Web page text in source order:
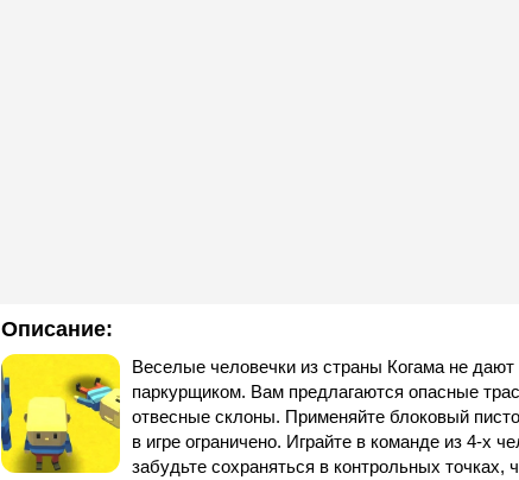
Описание:
Веселые человечки из страны Когама не
паркурщиком. Вам предлагаются опасные
отвесные склоны. Применяйте блоковый
в игре ограничено. Играйте в команде из 4-х
забудьте сохраняться в контрольных